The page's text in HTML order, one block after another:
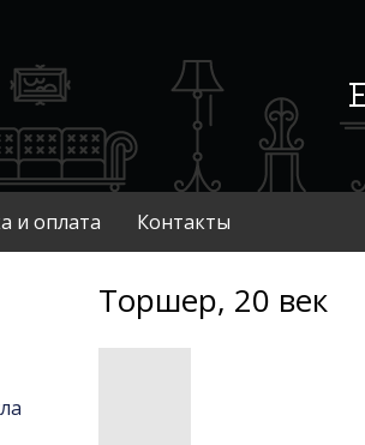
и оплата Контакты
Торшер, 20 век